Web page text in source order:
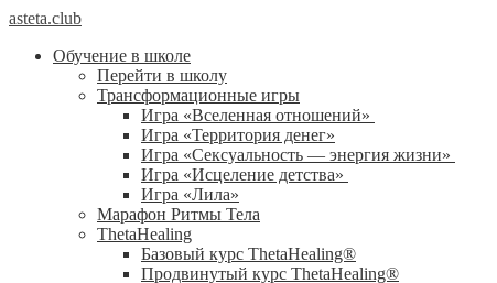
asteta.club
Обучение в школе
Перейти в школу
Трансформационные игры
Игра «Вселенная отношений»
Игра «Территория денег»
Игра «Сексуальность — энергия жизни»
Игра «Исцеление детства»
Игра «Лила»
Марафон Ритмы Тела
ThetaHealing
Базовый курс ThetaHealing®
Продвинутый курс ThetaHealing®